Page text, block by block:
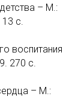
– М.:
с.
воспитания
270 с.
– М.: